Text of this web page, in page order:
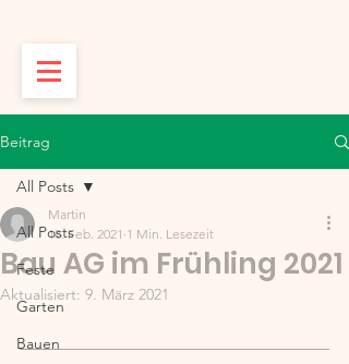
Beitrag
All Posts
Feste
Garten
Bauen
All Posts
Bau AG im Frühling 2021
Martin
18. Feb. 2021 1 Min. Lesezeit
Aktualisiert: 9. März 2021